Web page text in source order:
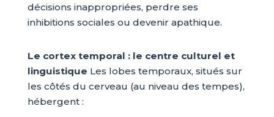
décisions inappropriées, perdre ses
inhibitions sociales ou devenir apathique.
Le cortex temporal : le centre culturel et
linguistique Les lobes temporaux, situés sur
les côtés du cerveau (au niveau des tempes),
hébergent :